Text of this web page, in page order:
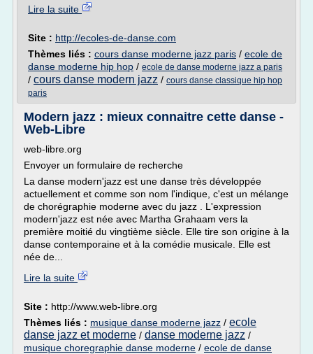
Lire la suite
Site : http://ecoles-de-danse.com
Thèmes liés : cours danse moderne jazz paris / ecole de
danse moderne hip hop / ecole de danse moderne jazz a paris
/ cours danse modern jazz / cours danse classique hip hop
paris
Modern jazz : mieux connaitre cette danse -
Web-Libre
web-libre.org
Envoyer un formulaire de recherche
La danse modern'jazz est une danse très développée
actuellement et comme son nom l'indique, c'est un mélange
de chorégraphie moderne avec du jazz . L'expression
modern'jazz est née avec Martha Grahaam vers la
première moitié du vingtième siècle. Elle tire son origine à la
danse contemporaine et à la comédie musicale. Elle est
née de...
Lire la suite
Site : http://www.web-libre.org
Thèmes liés : musique danse moderne jazz / ecole
danse jazz et moderne / danse moderne jazz /
musique choregraphie danse moderne / ecole de danse